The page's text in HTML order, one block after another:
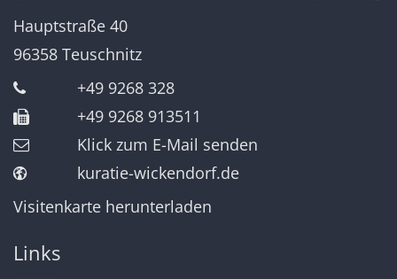
Hauptstraße 40
96358 Teuschnitz
+49 9268 328
+49 9268 913511
Klick zum E-Mail senden
kuratie-wickendorf.de
Visitenkarte herunterladen
Links